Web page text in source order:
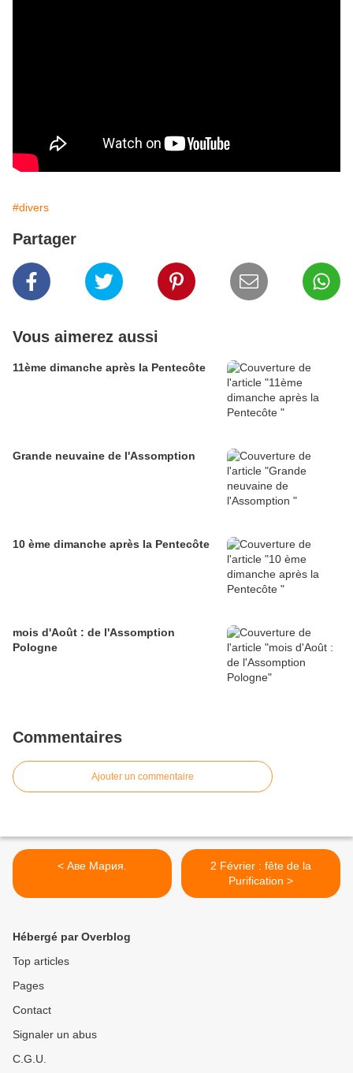
#divers
Partager
Vous aimerez aussi
11ème dimanche après la Pentecôte
Grande neuvaine de l'Assomption
10 ème dimanche après la Pentecôte
mois d'Août : de l'Assomption
Pologne
Commentaires
Ajouter un commentaire
< Аве Мария.
2 Février : fête de la
Purification >
Hébergé par Overblog
Top articles
Pages
Contact
Signaler un abus
C.G.U.